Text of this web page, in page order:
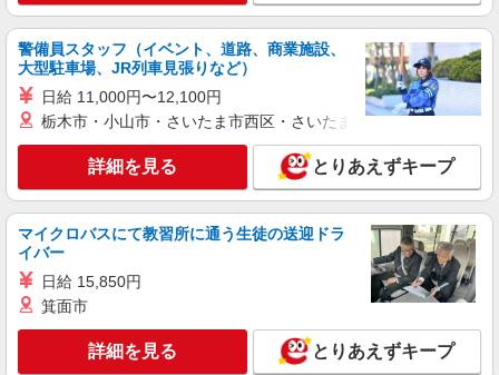
看護助手（院内サポーター）
時給1,500円 ※資格、経験により異なります。
千葉県船橋市
キープ 詳細を見る
株式会社メディカル・ワン・アップ
看護助手
時給1,450円 ※資格、経験により異なります。
キープ 詳細を見る
警備員スタッフ（イベント、道路、商業施設、
大型駐車場、JR列車見張りなど）
日給 11,000円〜12,100円
栃木市・小山市・さいたま市西区・さいたま市岩槻区・久喜市・
詳細を見る とりあえずキープ
マイクロバスにて教習所に通う生徒の送迎ドラ
イバー
日給 15,850円
箕面市
詳細を見る とりあえずキープ